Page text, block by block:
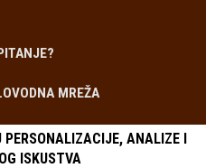
MREŽA
PITANJA
PERSONALIZACIJE, ANALIZE I
ISKUSTVA